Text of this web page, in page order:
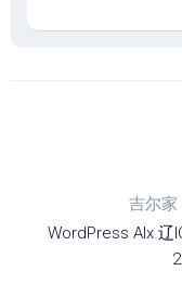
吉尔
WordPress Alx.辽